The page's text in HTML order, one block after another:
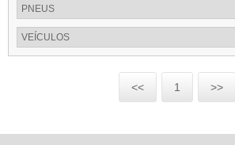
PNEUS
VEÍCULOS
<< 1 >>